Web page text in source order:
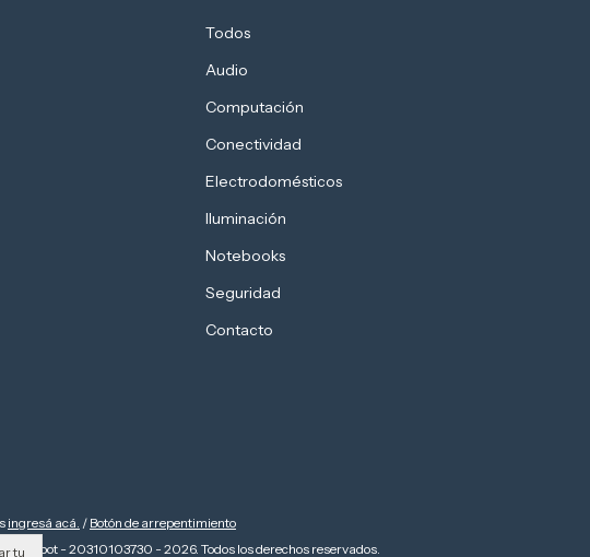
tu
Todos
Audio
Computación
Conectividad
Electrodomésticos
Iluminación
Notebooks
Seguridad
Contacto
ingresá acá. / Botón de arrepentimiento
Depot - 20310103730 - 2026. Todos los derechos reservados.